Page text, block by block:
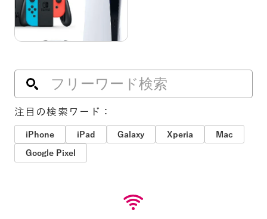
注目の検索ワード：
iPhone iPad Galaxy Xperia
Mac
Google Pixel